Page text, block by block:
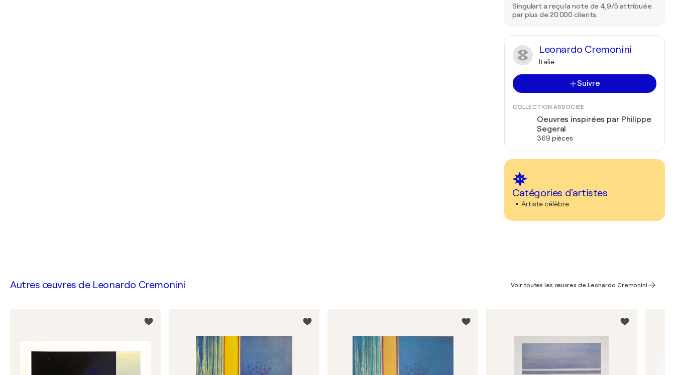
Singulart a reçu la note de 4,9/5 attribuée
par plus de 20 000 clients.
Leonardo Cremonini
Italie
Suivre
COLLECTION ASSOCIÉE
Oeuvres inspirées par Philippe
Segeral
369 pièces
Catégories d'artistes
Artiste célèbre
Autres œuvres de Leonardo Cremonini Voir toutes les œuvres de Leonardo Cremonini